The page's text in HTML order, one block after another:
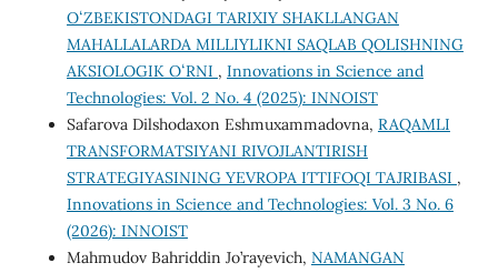
OʻZBEKISTONDAGI TARIXIY SHAKLLANGAN
MAHALLALARDA MILLIYLIKNI SAQLAB QOLISHNING
AKSIOLOGIK OʻRNI , Innovations in Science and
Technologies: Vol. 2 No. 4 (2025): INNOIST
Safarova Dilshodaxon Eshmuxammadovna, RAQAMLI
TRANSFORMATSIYANI RIVOJLANTIRISH
STRATEGIYASINING YEVROPA ITTIFOQI TAJRIBASI ,
Innovations in Science and Technologies: Vol. 3 No. 6
(2026): INNOIST
Mahmudov Bahriddin Jo’rayevich, NAMANGAN